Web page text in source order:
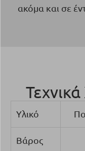
ακόμα και σε
Υλικό
Βάρος